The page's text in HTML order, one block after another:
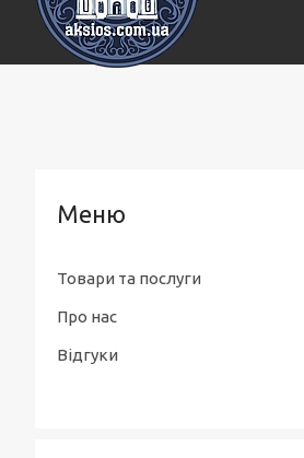
Товари та послуги
Про нас
Відгуки